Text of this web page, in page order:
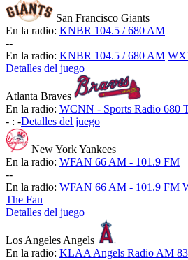
San Francisco Giants
En la radio: KNBR 104.5 / 680 AM
--
En la radio: KNBR 104.5 / 680 AM
Detalles del juego
Atlanta Braves
En la radio: WCNN - Sports Radio 680
- : -Detalles del juego
New York Yankees
En la radio: WFAN 66 AM - 101.9 FM
--
En la radio: WFAN 66 AM - 101.9 FM
The Fan
Detalles del juego
Los Angeles Angels
En la radio: KLAA Angels Radio AM